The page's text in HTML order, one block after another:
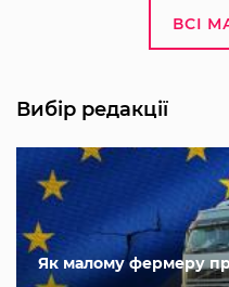
ВСІ
Вибір редакції
Як малому фермеру